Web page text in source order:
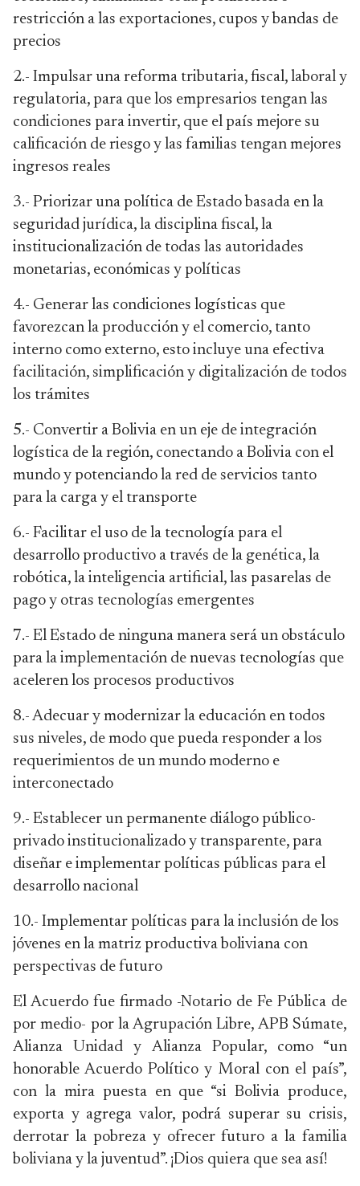
restricción a las exportaciones, cupos y bandas de
precios
2.- Impulsar una reforma tributaria, fiscal, laboral y
regulatoria, para que los empresarios tengan las
condiciones para invertir, que el país mejore su
calificación de riesgo y las familias tengan mejores
ingresos reales
3.- Priorizar una política de Estado basada en la
seguridad jurídica, la disciplina fiscal, la
institucionalización de todas las autoridades
monetarias, económicas y políticas
4.- Generar las condiciones logísticas que
favorezcan la producción y el comercio, tanto
interno como externo, esto incluye una efectiva
facilitación, simplificación y digitalización de todos
los trámites
5.- Convertir a Bolivia en un eje de integración
logística de la región, conectando a Bolivia con el
mundo y potenciando la red de servicios tanto
para la carga y el transporte
6.- Facilitar el uso de la tecnología para el
desarrollo productivo a través de la genética, la
robótica, la inteligencia artificial, las pasarelas de
pago y otras tecnologías emergentes
7.- El Estado de ninguna manera será un obstáculo
para la implementación de nuevas tecnologías que
aceleren los procesos productivos
8.- Adecuar y modernizar la educación en todos
sus niveles, de modo que pueda responder a los
requerimientos de un mundo moderno e
interconectado
9.- Establecer un permanente diálogo público-
privado institucionalizado y transparente, para
diseñar e implementar políticas públicas para el
desarrollo nacional
10.- Implementar políticas para la inclusión de los
jóvenes en la matriz productiva boliviana con
perspectivas de futuro
El Acuerdo fue firmado -Notario de Fe Pública de
por medio- por la Agrupación Libre, APB Súmate,
Alianza Unidad y Alianza Popular, como “un
honorable Acuerdo Político y Moral con el país”,
con la mira puesta en que “si Bolivia produce,
exporta y agrega valor, podrá superar su crisis,
derrotar la pobreza y ofrecer futuro a la familia
boliviana y la juventud”. ¡Dios quiera que sea así!